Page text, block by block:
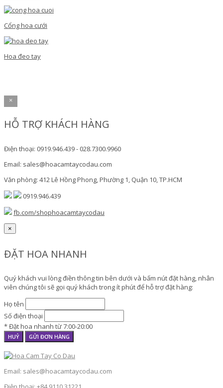
Cổng hoa cưới
Hoa đeo tay
×
HỖ TRỢ KHÁCH HÀNG
Điện thoại: 0919.946.439 - 028.7300.9960
Email: sales@hoacamtaycodau.com
Văn phòng: 412 Lê Hồng Phong, Phường 1, Quận 10, TP.HCM
0919.946.439
fb.com/shophoacamtaycodau
×
ĐẶT HOA NHANH
Quý khách vui lòng điền thông tin bên dưới và bấm nút đặt hàng, nhân
viên chúng tôi sẽ gọi quý khách trong ít phút để hỗ trợ đặt hàng:
Họ tên
Số điện thoại
* Đặt hoa nhanh từ 7:00-20:00
HUỶ GỬI ĐƠN HÀNG
Email: sales@hoacamtaycodau.com